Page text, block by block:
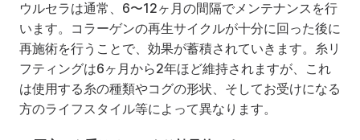
ウルセラは通常、6〜12ヶ月の間隔でメンテナンスを行
います。コラーゲンの再生サイクルが十分に回った後に
再施術を行うことで、効果が蓄積されていきます。糸リ
フティングは6ヶ月から2年ほど維持されますが、これ
は使用する糸の種類やコグの形状、そしてお受けになる
方のライフスタイル等によって異なります。